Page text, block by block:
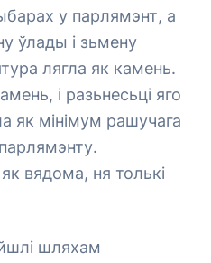
у парлямэнт, а
ўлады і зьмену
лягла як камень.
і разьнесьці яго
як мінімум рашучага
вядома, ня толькі
шляхам